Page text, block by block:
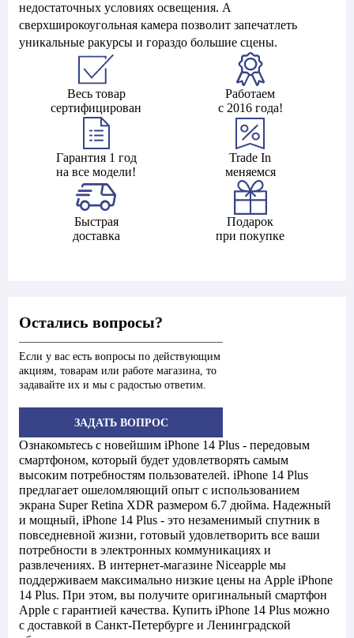
недостаточных условиях освещения. А
сверхширокоугольная камера позволит запечатлеть
уникальные ракурсы и гораздо большие сцены.
Весь товар
сертифицирован
Работаем
с 2016 года!
Гарантия 1 год
на все модели!
Trade In
меняемся
Быстрая
доставка
Подарок
при покупке
Остались вопросы?
Если у вас есть вопросы по действующим
акциям, товарам или работе магазина, то
задавайте их и мы с радостью ответим.
ЗАДАТЬ ВОПРОС
Ознакомьтесь с новейшим iPhone 14 Plus - передовым
смартфоном, который будет удовлетворять самым
высоким потребностям пользователей. iPhone 14 Plus
предлагает ошеломляющий опыт с использованием
экрана Super Retina XDR размером 6.7 дюйма. Надежный
и мощный, iPhone 14 Plus - это незаменимый спутник в
повседневной жизни, готовый удовлетворить все ваши
потребности в электронных коммуникациях и
развлечениях. В интернет-магазине Niceapple мы
поддерживаем максимально низкие цены на Apple iPhone
14 Plus. При этом, вы получите оригинальный смартфон
Apple с гарантией качества. Купить iPhone 14 Plus можно
с доставкой в Санкт-Петербурге и Ленинградской